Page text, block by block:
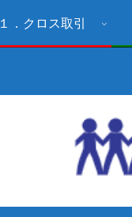
１．クロス取引